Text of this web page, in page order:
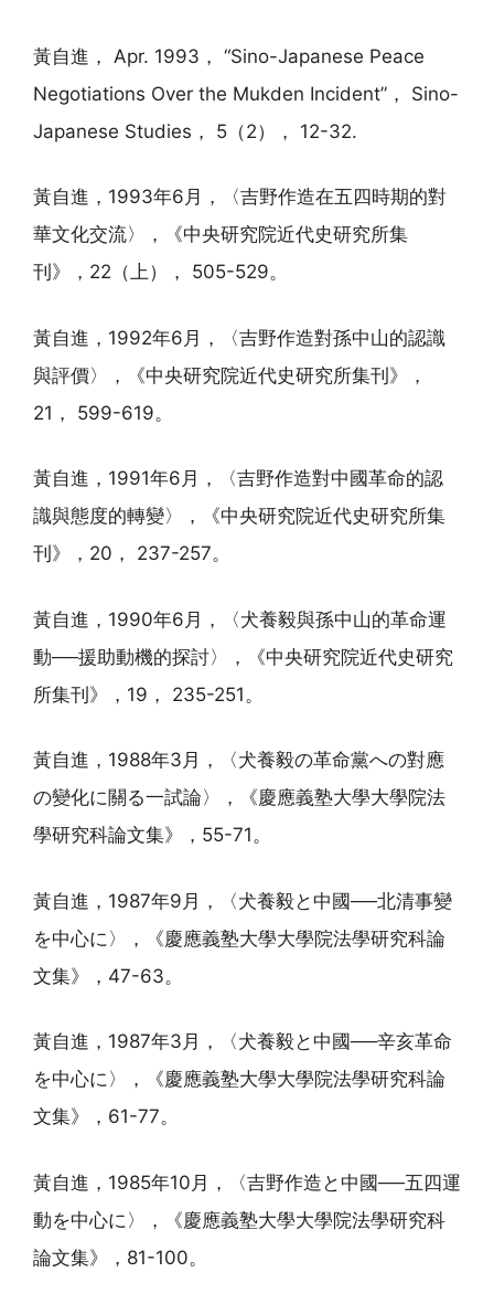
黃自進， Apr. 1993， “Sino-Japanese Peace
Negotiations Over the Mukden Incident”， Sino-
Japanese Studies， 5（2）， 12-32.
黃自進，1993年6月，〈吉野作造在五四時期的對
華文化交流〉，《中央研究院近代史研究所集
刊》，22（上）， 505-529。
黃自進，1992年6月，〈吉野作造對孫中山的認識
與評價〉，《中央研究院近代史研究所集刊》，
21， 599-619。
黃自進，1991年6月，〈吉野作造對中國革命的認
識與態度的轉變〉，《中央研究院近代史研究所集
刊》，20， 237-257。
黃自進，1990年6月，〈犬養毅與孫中山的革命運
動──援助動機的探討〉，《中央研究院近代史研究
所集刊》，19， 235-251。
黃自進，1988年3月，〈犬養毅の革命黨への對應
の變化に關る一試論〉，《慶應義塾大學大學院法
學研究科論文集》，55-71。
黃自進，1987年9月，〈犬養毅と中國──北清事變
を中心に〉，《慶應義塾大學大學院法學研究科論
文集》，47-63。
黃自進，1987年3月，〈犬養毅と中國──辛亥革命
を中心に〉，《慶應義塾大學大學院法學研究科論
文集》，61-77。
黃自進，1985年10月，〈吉野作造と中國──五四運
動を中心に〉，《慶應義塾大學大學院法學研究科
論文集》，81-100。